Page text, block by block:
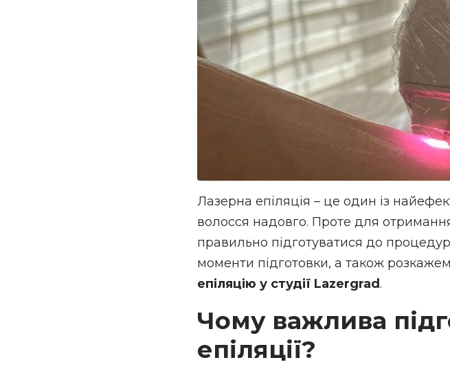
Лазерна епіляція – це один із
волосся надовго. Проте для
правильно підготуватися до
моменти підготовки, а також
епіляцію у студії Lazergrad.
Чому важлива
епіляції?